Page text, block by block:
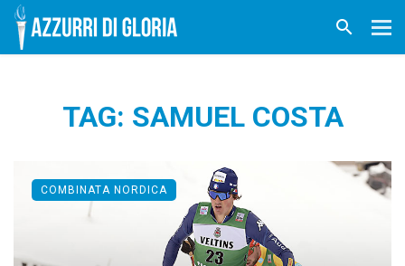
TAG: SAMUEL COSTA
COMBINATA NORDICA